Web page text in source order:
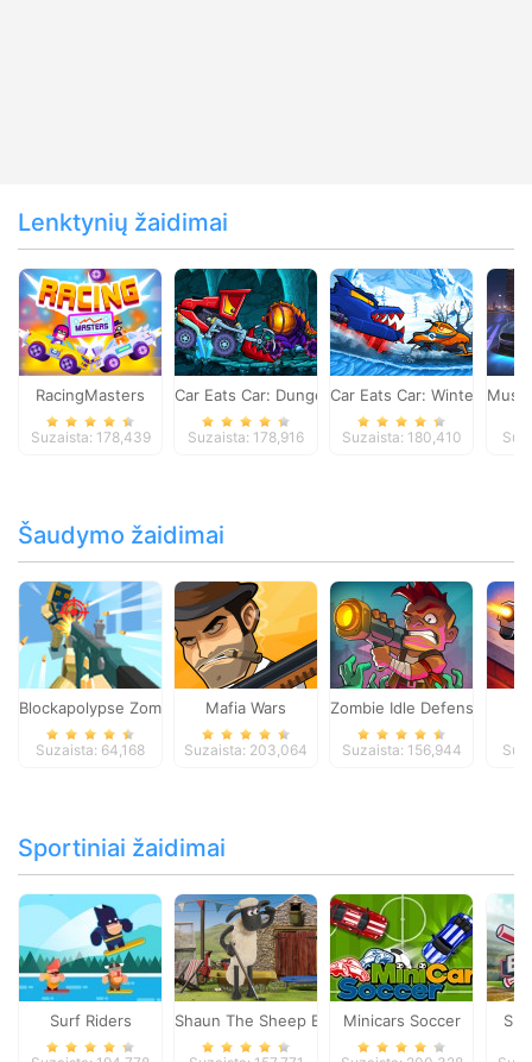
Lenktynių žaidimai
RacingMasters
Suzaista: 178,439
Car Eats Car: Dungeon Adventure
Suzaista: 178,916
Car Eats Car: Winter
Suzaista: 180,410
Šaudymo žaidimai
Blockapolypse Zombie Shooter
Suzaista: 64,168
Mafia Wars
Suzaista: 203,064
Zombie Idle Defense
Suzaista: 156,944
Sportiniai žaidimai
Surf Riders Shaun The Sheep Baahmy GolfMinicars Soccer